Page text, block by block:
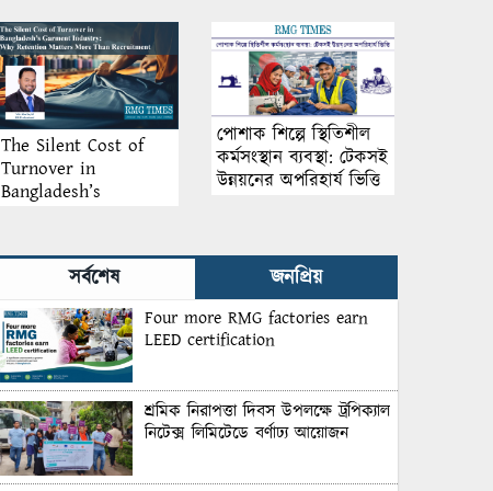
The Silent Cost of
Turnover in
Bangladesh’s
Matters More Than
Recruitment
পোশাক শিল্পে স্থিতিশীল
কর্মসংস্থান ব্যবস্থা: টেকসই
উন্নয়নের অপরিহার্য ভিত্তি
সর্বশেষ জনপ্রিয়
Four more RMG factories earn
LEED certification
শ্রমিক নিরাপত্তা দিবস উপলক্ষে ট্রপিক্যাল
নিটেক্স লিমিটেডে বর্ণাঢ্য আয়োজন